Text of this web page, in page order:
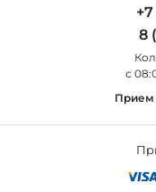
Уличные светильники
8
с
Прием